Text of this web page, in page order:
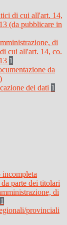
di cui all'art. 14,
(da pubblicare in
di
cui all'art. 14, co.
1
da
dei dati 1
incompleta
parte dei titolari
di
1
provinciali